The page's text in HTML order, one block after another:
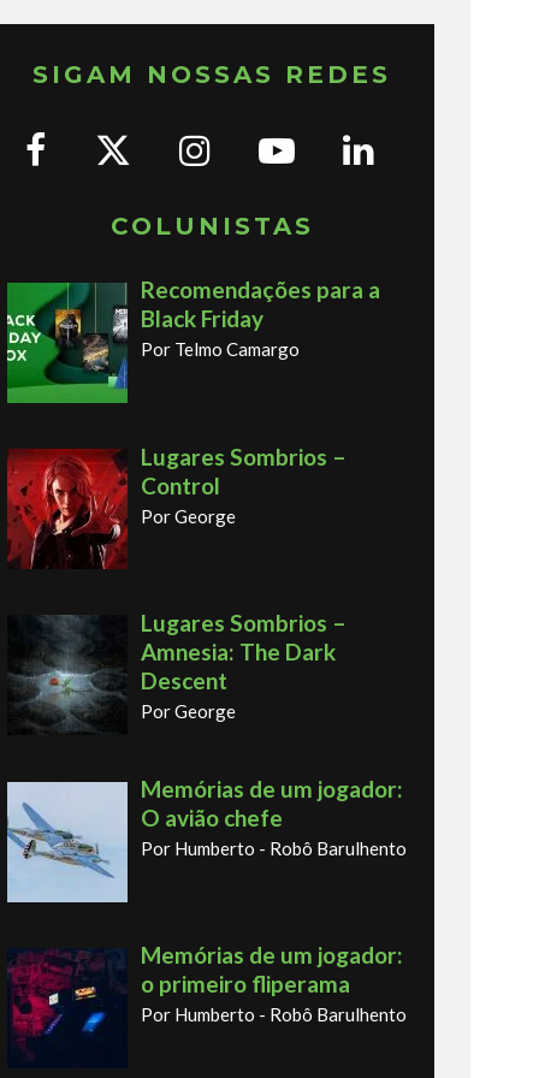
SIGAM NOSSAS REDES
COLUNISTAS
Recomendações para a
Black Friday
Por Telmo Camargo
Lugares Sombrios –
Control
Por George
Lugares Sombrios –
Amnesia: The Dark
Descent
Por George
Memórias de um jogador:
O avião chefe
Por Humberto - Robô Barulhento
Memórias de um jogador:
o primeiro fliperama
Por Humberto - Robô Barulhento